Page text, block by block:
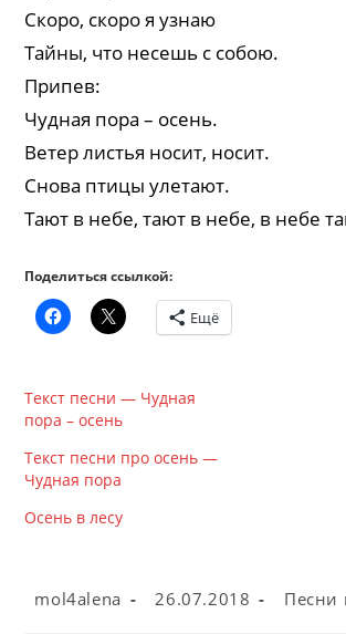
Скоро, скоро я узнаю
Тайны, что несешь с собою.
Припев:
Чудная пора – осень.
Ветер листья носит, носит.
Снова птицы улетают.
Тают в небе, тают в небе, в небе
Поделиться ссылкой:
Ещё
Текст песни — Чудная
пора – осень
Текст песни про осень —
Чудная пора
Осень в лесу
Автор
mol4alena
Запись
26.07.2018
Рубрика
Песни